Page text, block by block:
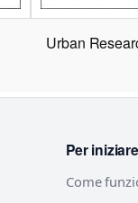
Urban
Per iniziare
Come